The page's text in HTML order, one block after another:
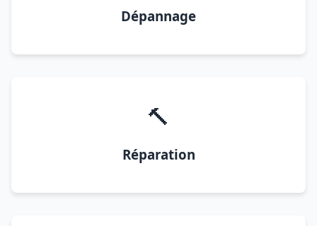
Dépannage
🔨
Réparation